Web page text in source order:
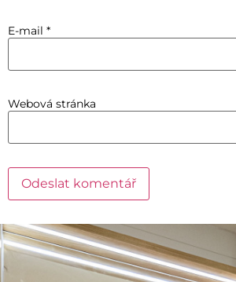
E-mail *
Webová stránka